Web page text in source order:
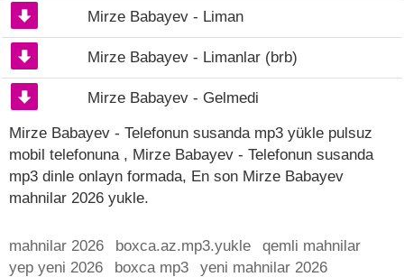
Mirze Babayev - Liman
Mirze Babayev - Limanlar (brb)
Mirze Babayev - Gelmedi
Mirze Babayev - Telefonun susanda mp3 yükle pulsuz
mobil telefonuna , Mirze Babayev - Telefonun susanda
mp3 dinle onlayn formada, En son Mirze Babayev
mahnilar 2026 yukle.
mahnilar 2026 boxca.az.mp3.yukle
qemli mahnilar
yep yeni 2026
boxca mp3
yeni mahnilar 2026